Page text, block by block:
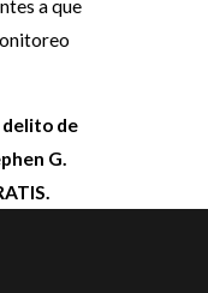
a que
delito de
G.